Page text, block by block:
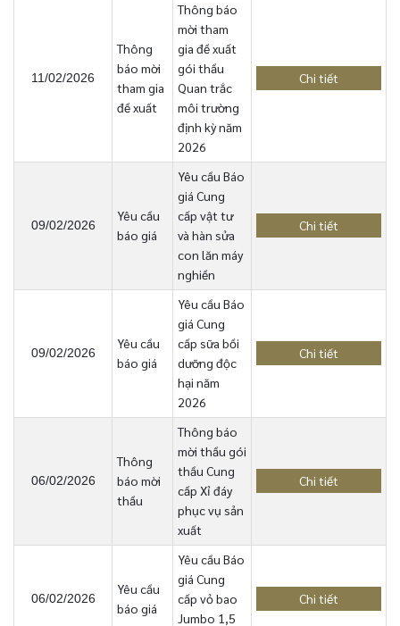
11/02/2026
Thông
báo mời
tham gia
đề xuất
Thông báo
mời tham
gia đề xuất
gói thầu
Quan trắc
môi trường
định kỳ năm
2026
Chi tiết
09/02/2026
Yêu cầu
báo giá
Yêu cầu Báo
giá Cung
cấp vật tư
và hàn sửa
con lăn máy
nghiền
Chi tiết
09/02/2026
Yêu cầu
báo giá
Yêu cầu Báo
giá Cung
cấp sữa bồi
dưỡng độc
hại năm
2026
Chi tiết
06/02/2026
Thông
báo mời
thầu
Thông báo
mời thầu gói
thầu Cung
cấp Xỉ đáy
phục vụ sản
xuất
Chi tiết
06/02/2026
Yêu cầu
báo giá
Yêu cầu Báo
giá Cung
cấp vỏ bao
Jumbo 1,5
Chi tiết